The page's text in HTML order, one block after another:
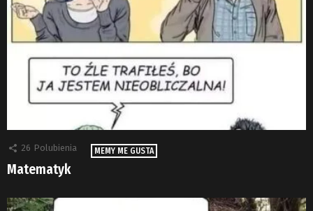
26 Polubienia MEMY ME GUSTA
Matematyk